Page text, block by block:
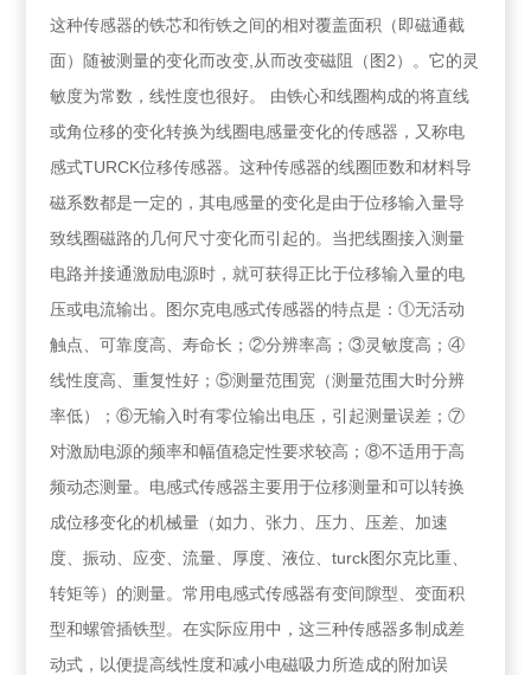
这种传感器的铁芯和衔铁之间的相对覆盖面积（即磁通截
面）随被测量的变化而改变,从而改变磁阻（图2）。它的灵
敏度为常数，线性度也很好。 由铁心和线圈构成的将直线
或角位移的变化转换为线圈电感量变化的传感器，又称电
感式TURCK位移传感器。这种传感器的线圈匝数和材料导
磁系数都是一定的，其电感量的变化是由于位移输入量导
致线圈磁路的几何尺寸变化而引起的。当把线圈接入测量
电路并接通激励电源时，就可获得正比于位移输入量的电
压或电流输出。图尔克电感式传感器的特点是：①无活动
触点、可靠度高、寿命长；②分辨率高；③灵敏度高；④
线性度高、重复性好；⑤测量范围宽（测量范围大时分辨
率低）；⑥无输入时有零位输出电压，引起测量误差；⑦
对激励电源的频率和幅值稳定性要求较高；⑧不适用于高
频动态测量。电感式传感器主要用于位移测量和可以转换
成位移变化的机械量（如力、张力、压力、压差、加速
度、振动、应变、流量、厚度、液位、turck图尔克比重、
转矩等）的测量。常用电感式传感器有变间隙型、变面积
型和螺管插铁型。在实际应用中，这三种传感器多制成差
动式，以便提高线性度和减小电磁吸力所造成的附加误